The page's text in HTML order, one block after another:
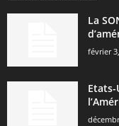
La
février